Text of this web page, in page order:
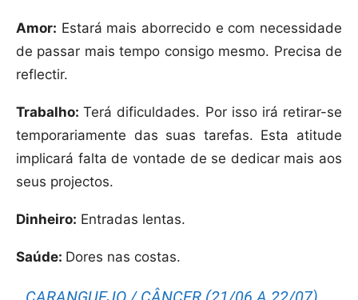
Amor: Estará mais aborrecido e com necessidade
de passar mais tempo consigo mesmo. Precisa de
reflectir.
Trabalho:Terá dificuldades. Por isso irá retirar-se
temporariamente das suas tarefas. Esta atitude
implicará falta de vontade de se dedicar mais aos
seus projectos.
Dinheiro: Entradas lentas.
Saúde: Dores nas costas.